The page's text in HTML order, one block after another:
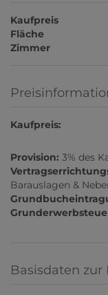
Kaufpreis
Fläche
Zimmer
Kaufpreis:
Provision: 3% des
Barauslagen &
Basisdaten